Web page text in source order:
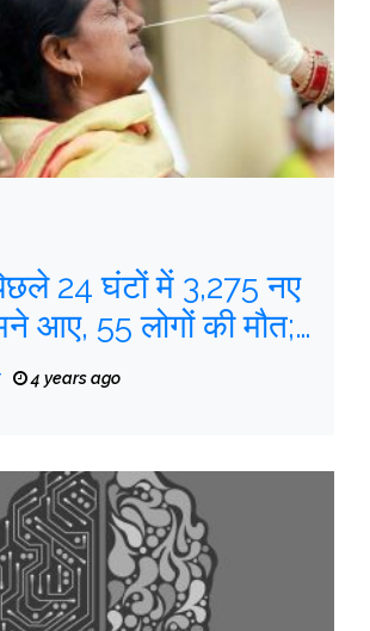
24 घंटों में 3,275 नए
आए, 55 लोगों की मौत;
बढ़कर 19,719 हो गए
4 years ago